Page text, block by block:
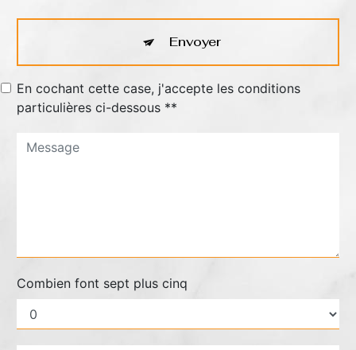
Combien font sept plus cinq
En cochant cette case, j'accepte les conditions
particulières ci-dessous **
Envoyer